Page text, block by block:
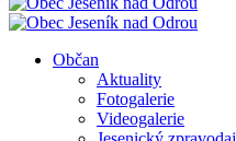
Občan
Aktuality
Fotogalerie
Videogalerie